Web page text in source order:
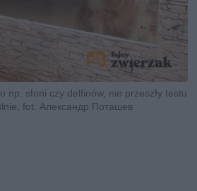
np. słoni czy delfinów, nie przeszły testu
fot. Александр Поташев